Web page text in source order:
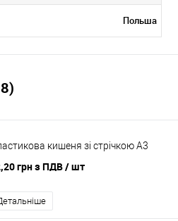
Польша
кишеня зі стрічкою A3
грн з ПДВ/ шт